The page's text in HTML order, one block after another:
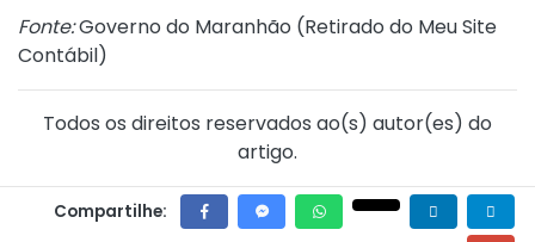
Fonte:Governo do Maranhão (Retirado do Meu Site
Contábil)
Todos os direitos reservados ao(s) autor(es) do
artigo.
Compartilhe: